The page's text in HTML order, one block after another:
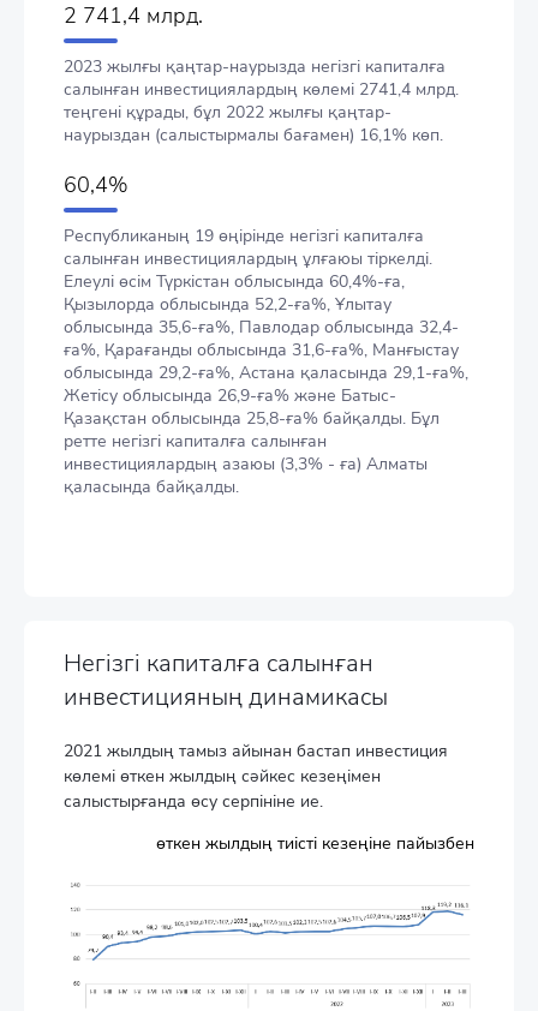
2 741,4 млрд.
2023 жылғы қаңтар-наурызда негізгі капиталға
салынған инвестициялардың көлемі 2741,4 млрд.
теңгені құрады, бұл 2022 жылғы қаңтар-
наурыздан (салыстырмалы бағамен) 16,1% көп.
60,4%
Республиканың 19 өңірінде негізгі капиталға
салынған инвестициялардың ұлғаюы тіркелді.
Елеулі өсім Түркістан облысында 60,4%-ға,
Қызылорда облысында 52,2-ға%, Ұлытау
облысында 35,6-ға%, Павлодар облысында 32,4-
ға%, Қарағанды облысында 31,6-ға%, Манғыстау
облысында 29,2-ға%, Астана қаласында 29,1-ға%,
Жетісу облысында 26,9-ға% және Батыс-
Қазақстан облысында 25,8-ға% байқалды. Бұл
ретте негізгі капиталға салынған
инвестициялардың азаюы (3,3% - ға) Алматы
қаласында байқалды.
Негізгі капиталға салынған
инвестицияның динамикасы
2021 жылдың тамыз айынан бастап инвестиция
көлемі өткен жылдың сәйкес кезеңімен
салыстырғанда өсу серпініне ие.
өткен жылдың тиісті кезеңіне пайызбен